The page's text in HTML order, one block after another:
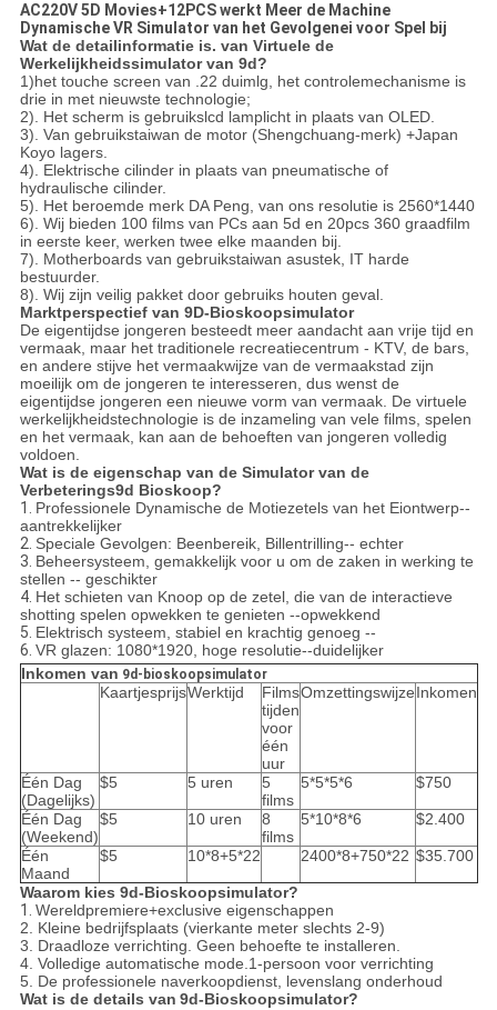
AC220V 5D Movies+12PCS werkt Meer de Machine
Dynamische VR Simulator van het Gevolgenei voor Spel bij
Wat de detailinformatie is. van Virtuele de
Werkelijkheidssimulator van 9d?
1)het touche screen van .22 duimlg, het controlemechanisme is
drie in met nieuwste technologie;
2). Het scherm is gebruikslcd lamplicht in plaats van OLED.
3). Van gebruikstaiwan de motor (Shengchuang-merk) +Japan
Koyo lagers.
4). Elektrische cilinder in plaats van pneumatische of
hydraulische cilinder.
5). Het beroemde merk DA Peng, van ons resolutie is 2560*1440
6). Wij bieden 100 films van PCs aan 5d en 20pcs 360 graadfilm
in eerste keer, werken twee elke maanden bij.
7). Motherboards van gebruikstaiwan asustek, IT harde
bestuurder.
8). Wij zijn veilig pakket door gebruiks houten geval.
Marktperspectief van 9D-Bioskoopsimulator
De eigentijdse jongeren besteedt meer aandacht aan vrije tijd en
vermaak, maar het traditionele recreatiecentrum - KTV, de bars,
en andere stijve het vermaakwijze van de vermaakstad zijn
moeilijk om de jongeren te interesseren, dus wenst de
eigentijdse jongeren een nieuwe vorm van vermaak. De virtuele
werkelijkheidstechnologie is de inzameling van vele films, spelen
en het vermaak, kan aan de behoeften van jongeren volledig
voldoen.
Wat is de eigenschap van de Simulator van de
Verbeterings9d Bioskoop?
1. Professionele Dynamische de Motiezetels van het Eiontwerp--
aantrekkelijker
2. Speciale Gevolgen: Beenbereik, Billentrilling-- echter
3. Beheersysteem, gemakkelijk voor u om de zaken in werking te
stellen -- geschikter
4. Het schieten van Knoop op de zetel, die van de interactieve
shotting spelen opwekken te genieten --opwekkend
5. Elektrisch systeem, stabiel en krachtig genoeg --
6. VR glazen: 1080*1920, hoge resolutie--duidelijker
Inkomen van 9d-bioskoopsimulator
KaartjesprijsWerktijd
Films
tijden
voor
één
uur
OmzettingswijzeInkomen
Één Dag
(Dagelijks)
$5 5 uren
5
films
5*5*5*6 $750
Één Dag
(Weekend)
$5 10 uren
8
films
5*10*8*6 $2.400
Één
Maand
$5 10*8+5*22 2400*8+750*22 $35.700
Waarom kies 9d-Bioskoopsimulator?
1. Wereldpremiere+exclusive eigenschappen
2. Kleine bedrijfsplaats (vierkante meter slechts 2-9)
3. Draadloze verrichting. Geen behoefte te installeren.
4. Volledige automatische mode.1-persoon voor verrichting
5. De professionele naverkoopdienst, levenslang onderhoud
Wat is de details van 9d-Bioskoopsimulator?